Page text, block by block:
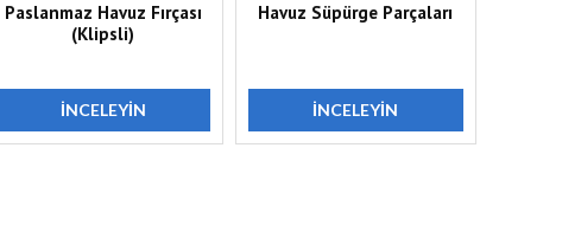
Paslanmaz Havuz Fırçası
(Klipsli)
İNCELEYIN
Havuz Süpürge Parçaları
İNCELEYIN